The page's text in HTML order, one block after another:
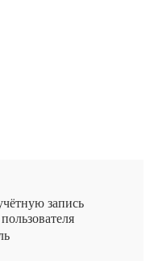
запись